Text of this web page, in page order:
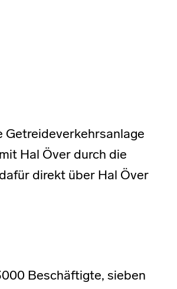
Getreideverkehrsanlage
Hal Över durch die
direkt über Hal Över
Beschäftigte, sieben